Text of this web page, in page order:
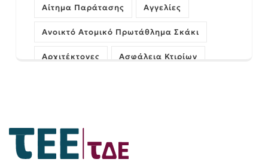
Αίτημα Παράτασης Αγγελίες
Ανοικτό Ατομικό Πρωτάθλημα Σκάκι
Αρχιτέκτονες Ασφάλεια Κτιρίων
Εκδήλωση
Εξεταστικό Κέντρο Πάτρας